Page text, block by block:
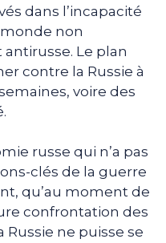
dans l’incapacité
non
Le plan
contre la Russie à
voire des
russe qui n’a pas
clés de la guerre
qu’au moment de
confrontation des
Russie ne puisse se